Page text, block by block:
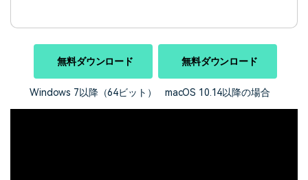
無料ダウンロード
Windows 7以降（64ビット）
無料ダウンロード
macOS 10.14以降の場合